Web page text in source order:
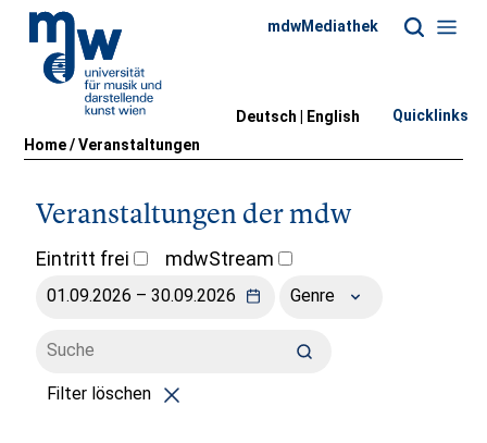
Home/Veranstaltungen
mdwMediathek
Deutsch | English Quicklinks
Veranstaltungen der mdw
Eintritt frei mdwStream
Genre
Filter löschen